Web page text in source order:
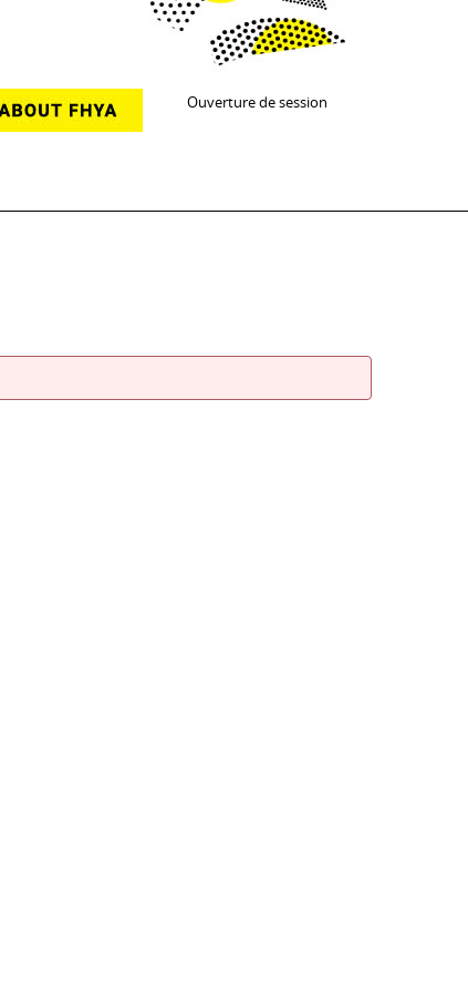
Ouverture de session